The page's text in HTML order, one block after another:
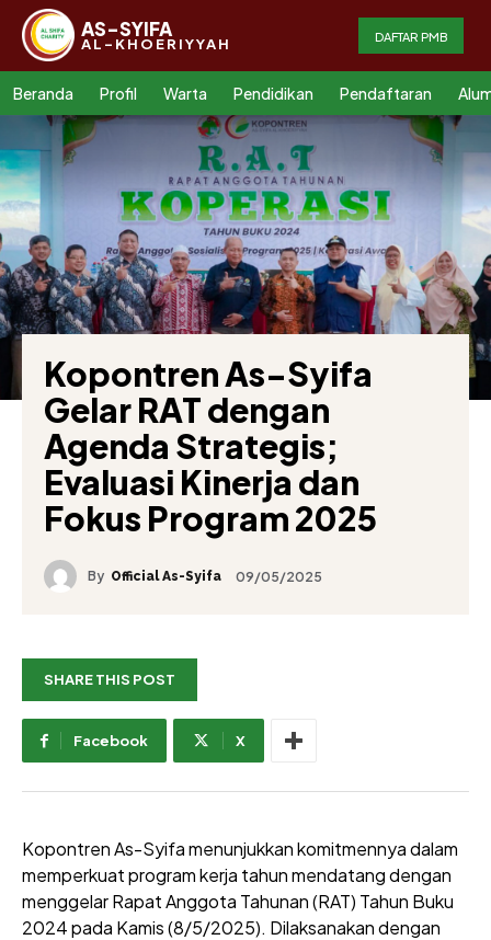
AS-SYIFA
AL-KHOERIYYAH DAFTAR PMB
Beranda Profil Warta Pendidikan Pendaftaran
Kopontren As-Syifa
Gelar RAT dengan
Agenda Strategis;
Evaluasi Kinerja dan
Fokus Program 2025
By Official As-Syifa 09/05/2025
SHARE THIS POST
Facebook X
Kopontren As-Syifa menunjukkan komitmennya dalam
memperkuat program kerja tahun mendatang dengan
menggelar Rapat Anggota Tahunan (RAT) Tahun Buku
2024 pada Kamis (8/5/2025). Dilaksanakan dengan